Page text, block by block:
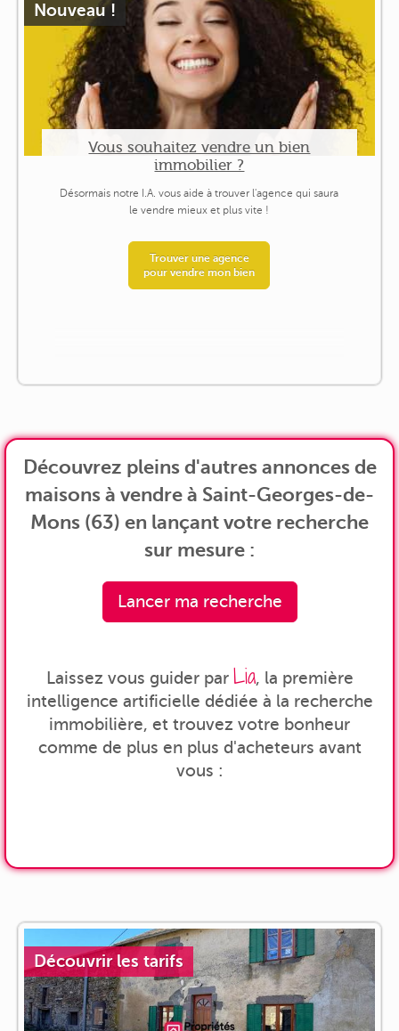
Nouveau !
Vous souhaitez vendre un bien
immobilier ?
Désormais notre I.A. vous aide à trouver l'agence qui saura
le vendre mieux et plus vite !
Trouver une agence
pour vendre mon bien
Découvrez pleins d'autres annonces de
maisons à vendre à Saint-Georges-de-
Mons (63) en lançant votre recherche
sur mesure :
Lancer ma recherche
Laissez vous guider par Lia, la première
intelligence artificielle dédiée à la recherche
immobilière, et trouvez votre bonheur
comme de plus en plus d'acheteurs avant
vous :
Découvrir les tarifs